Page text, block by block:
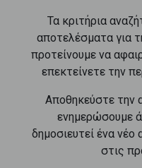
Τα κριτήρια
αποτελέσματα για
προτείνουμε να
επεκτείνετε την
Αποθηκεύστε την
ενημερώσουμε
δημοσιευτεί ένα νέο
στις